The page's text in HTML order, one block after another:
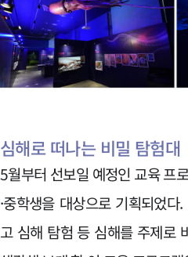
심해로 떠나는 비밀 탐험대
5월부터 선보일 예정인 교육 프
·중학생을 대상으로 기획되었
고 심해 탐험 등 심해를 주제로